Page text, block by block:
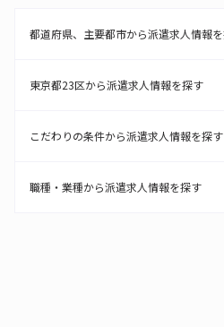
都道府県、主要都市から派遣求人情報
東京都23区から派遣求人情報を探す
こだわりの条件から派遣求人情報を探す
職種・業種から派遣求人情報を探す